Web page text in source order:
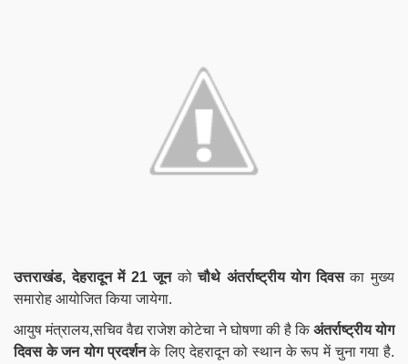
उत्तराखंड, देहरादून में 21 जूनकोचौथे अंतर्राष्ट्रीय योग दिवसका मुख्य
समारोह आयोजित किया जायेगा.
आयुष मंत्रालय,सचिव वैद्य राजेश कोटेचा ने घोषणा की है किअंतर्राष्ट्रीय योग
दिवस के जन योग प्रदर्शनके लिए देहरादून को स्थान के रूप में चुना गया है.